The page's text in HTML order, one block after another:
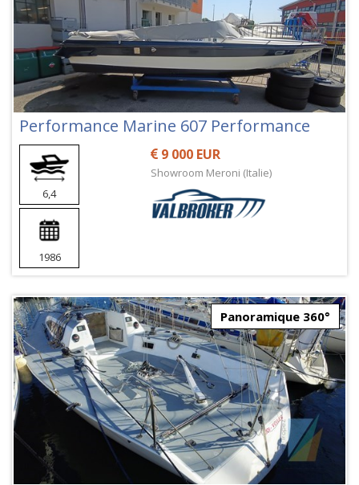
Performance Marine 607 Performance
6,4
1986
9 000 EUR
Showroom Meroni (Italie)
Panoramique 360°